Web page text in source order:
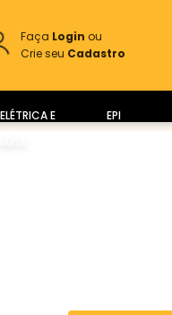
Faça Login ou
Crie seu Cadastro
E
EPI